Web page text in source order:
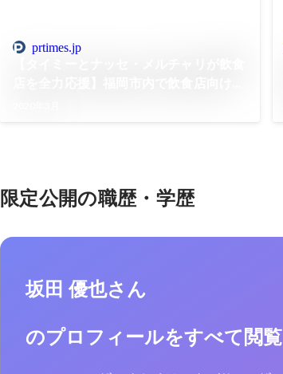
prtimes.jp
限定公開の職歴・学歴
坂田 優也さん
のプロフィールをすべて閲覧